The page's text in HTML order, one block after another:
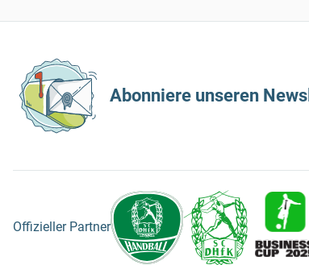
Abonniere unseren
Offizieller Partner